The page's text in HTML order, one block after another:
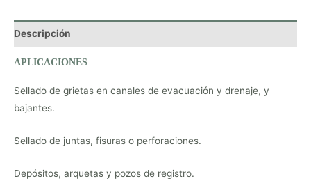
Descripción
APLICACIONES
Sellado de grietas en canales de evacuación y drenaje, y
bajantes.
Sellado de juntas, fisuras o perforaciones.
Depósitos, arquetas y pozos de registro.